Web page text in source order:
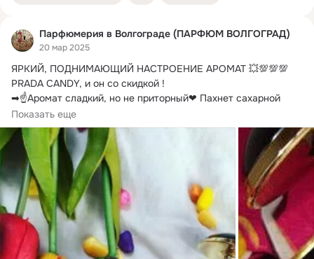
Парфюмерия в Волгограде (ПАРФЮМ ВОЛГОГРАД)
20 мар 2025
ЯРКИЙ, ПОДНИМАЮЩИЙ НАСТРОЕНИЕ АРОМАТ 💥💯💯💯
PRADA CANDY, и он со скидкой !
➡☝Аромат сладкий, но не приторный❤ Пахнет сахарной
ватой...
Показать еще